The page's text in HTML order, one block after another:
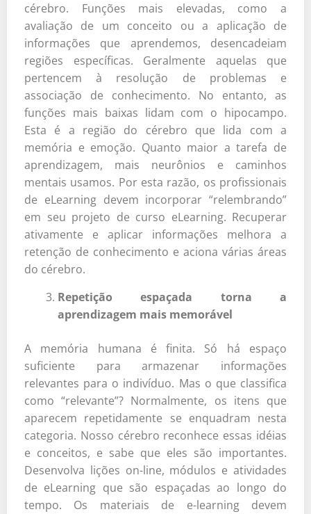
cérebro. Funções mais elevadas, como a
avaliação de um conceito ou a aplicação de
informações que aprendemos, desencadeiam
regiões específicas. Geralmente aquelas que
pertencem à resolução de problemas e
associação de conhecimento. No entanto, as
funções mais baixas lidam com o hipocampo.
Esta é a região do cérebro que lida com a
memória e emoção. Quanto maior a tarefa de
aprendizagem, mais neurônios e caminhos
mentais usamos. Por esta razão, os profissionais
de eLearning devem incorporar “relembrando”
em seu projeto de curso eLearning. Recuperar
ativamente e aplicar informações melhora a
retenção de conhecimento e aciona várias áreas
do cérebro.
Repetição espaçada torna a
aprendizagem mais memorável
A memória humana é finita. Só há espaço
suficiente para armazenar informações
relevantes para o indivíduo. Mas o que classifica
como “relevante”? Normalmente, os itens que
aparecem repetidamente se enquadram nesta
categoria. Nosso cérebro reconhece essas idéias
e conceitos, e sabe que eles são importantes.
Desenvolva lições on-line, módulos e atividades
de eLearning que são espaçadas ao longo do
tempo. Os materiais de e-learning devem